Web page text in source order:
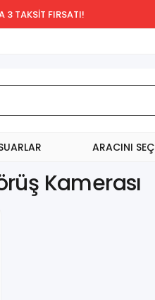
3 TAKSİT FIRSATI!
ARACINI SEÇ
Kamerası